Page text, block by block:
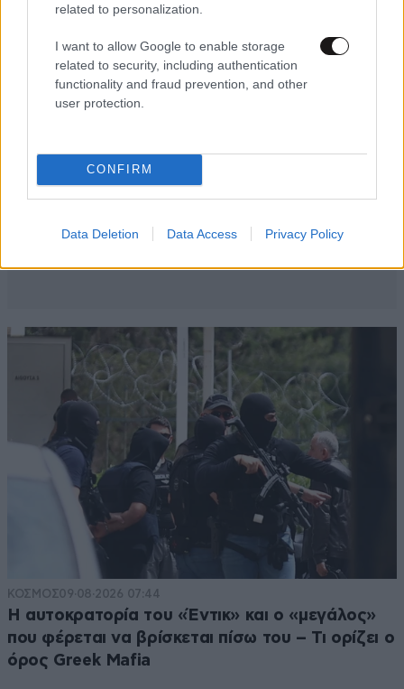
related to personalization.
I want to allow Google to enable storage
related to security, including authentication
functionality and fraud prevention, and other
user protection.
CONFIRM
Data Deletion Data Access Privacy Policy
ΚΟΣΜΟΣ09·08·2026 07:44
Η αυτοκρατορία του «Έντικ» και ο «μεγάλος»
που φέρεται να βρίσκεται πίσω του – Τι ορίζει ο
όρος Greek Mafia